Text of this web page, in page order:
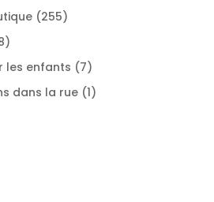
produits
255255
88
produits
les enfants 77
produits
dans la rue 11